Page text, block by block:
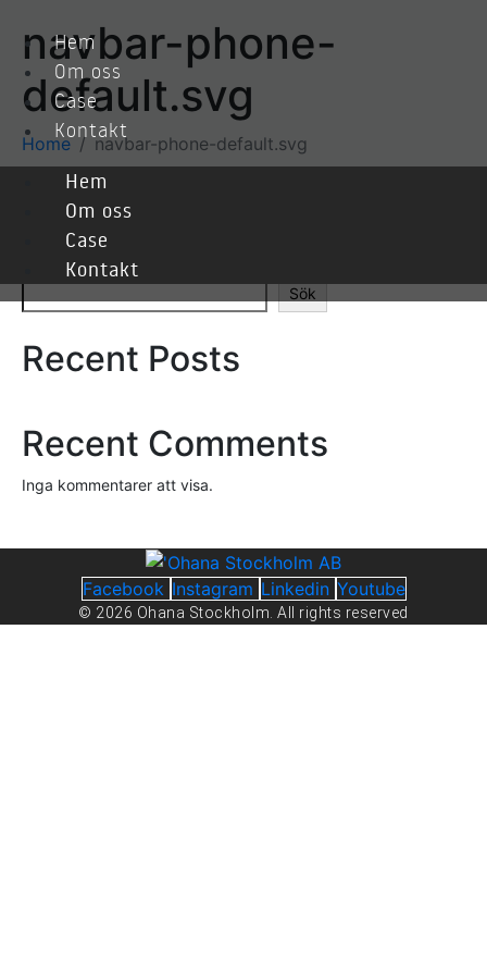
Hem
Om oss
Case
Kontakt
Hem
Om oss
Case
Kontakt
navbar-phone-
default.svg
Home navbar-phone-default.svg
Sök
Recent Posts
Recent Comments
Inga kommentarer att visa.
Facebook Instagram Linkedin Youtube
© 2026 Ohana Stockholm. All rights reserved